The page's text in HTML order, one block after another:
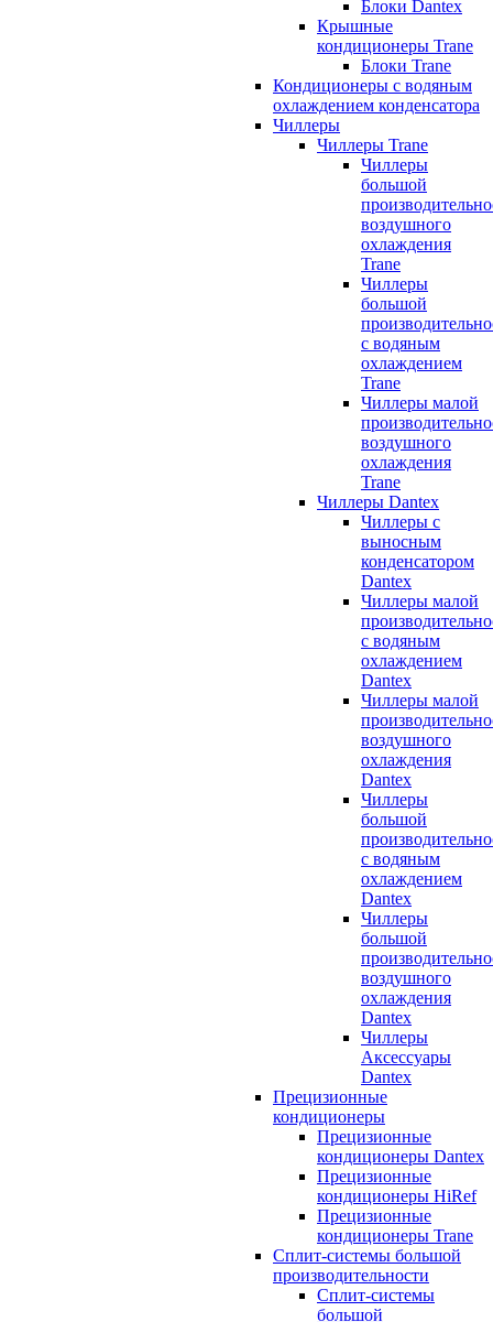
Блоки Dantex
Крышные
кондиционеры Trane
Блоки Trane
Кондиционеры с водяным
охлаждением конденсатора
Чиллеры
Чиллеры Trane
Чиллеры
большой
воздушного
охлаждения
Trane
Чиллеры
большой
с водяным
охлаждением
Trane
Чиллеры малой
воздушного
охлаждения
Trane
Чиллеры Dantex
Чиллеры с
выносным
конденсатором
Dantex
Чиллеры малой
с водяным
охлаждением
Dantex
Чиллеры малой
воздушного
охлаждения
Dantex
Чиллеры
большой
с водяным
охлаждением
Dantex
Чиллеры
большой
воздушного
охлаждения
Dantex
Чиллеры
Аксессуары
Dantex
Прецизионные
кондиционеры
Прецизионные
кондиционеры Dantex
Прецизионные
кондиционеры HiRef
Прецизионные
кондиционеры Trane
Сплит-системы большой
производительности
Сплит-системы
большой